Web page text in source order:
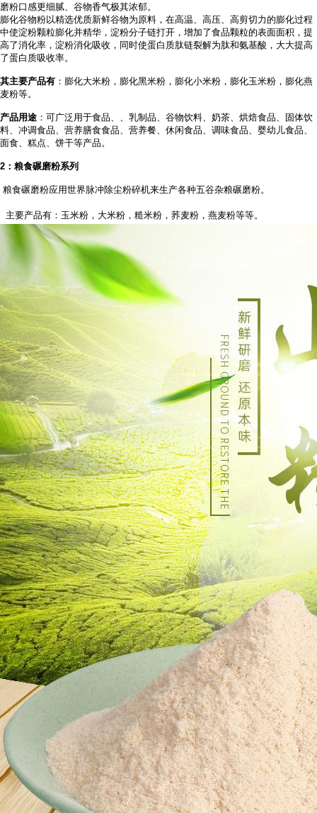
磨粉口感更细腻、谷物香气极其浓郁。
膨化谷物粉以精选优质新鲜谷物为原料，在高温、高压、高剪切力的膨化过程
中使淀粉颗粒膨化并精华，淀粉分子链打开，增加了食品颗粒的表面面积，提
高了消化率，淀粉消化吸收，同时使蛋白质肽链裂解为肽和氨基酸，大大提高
了蛋白质吸收率。
其主要产品有 ：膨化大米粉，膨化黑米粉，膨化小米粉，膨化玉米粉，膨化燕
麦粉等。
产品用途 ：可广泛用于食品、 、乳制品、谷物饮料、奶茶、烘焙食品、固体饮
料、冲调食品、营养膳食食品、营养餐、休闲食品、调味食品、婴幼儿食品、
面食、糕点、饼干等产品。
2 ：粮食碾磨粉系列
粮食碾磨粉应用世界脉冲除尘粉碎机来生产各种五谷杂粮碾磨粉。
主要产品有：玉米粉，大米粉，糙米粉，荞麦粉，燕麦粉等等。